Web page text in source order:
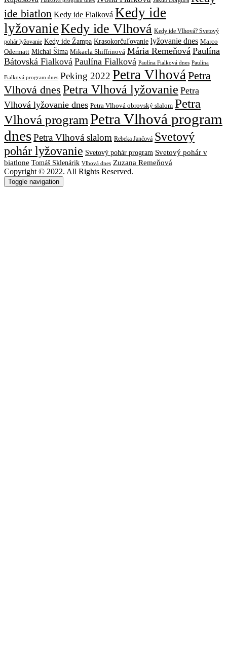
ide biatlon Kedy ide Fialková Kedy ide
lyžovanieKedy ide Vlhová Kedy ide Vlhová? Svetový
pohár lyžovanie Kedy ide Žampa Krasokorčuľovanie lyžovanie dnes Marco
Odermatt Michal Šima Mikaela Shiffrinová Mária Remeňová Paulína
Bátovská Fialková Paulína Fialková Paulína Fialková dnes Paulína
Fialková program dnes Peking 2022 Petra Vlhová Petra
Vlhová dnes Petra Vlhová lyžovanie Petra
Vlhová lyžovanie dnes Petra Vlhová obrovský slalom Petra
Vlhová programPetra Vlhová program
dnesPetra Vlhová slalom Rebeka Jančová Svetový
pohár lyžovanie Svetový pohár program Svetový pohár v
biatlone Tomáš Sklenárik Vlhová dnes Zuzana Remeňová
Copyright © 2022. All Rights Reserved.
Toggle navigation